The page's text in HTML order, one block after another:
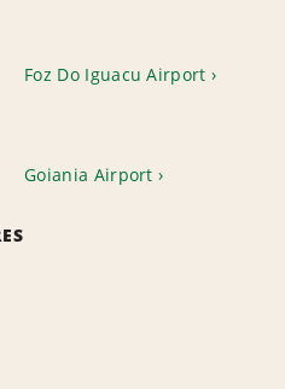
Foz Do Iguacu Airport
Goiania Airport